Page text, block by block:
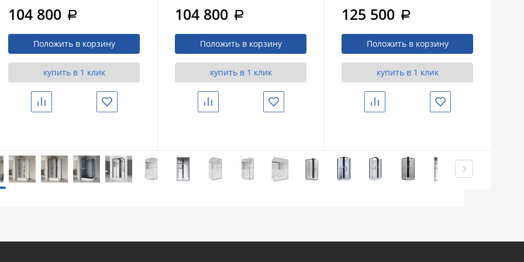
Brush Niсkel
(900х900х2150)
104 800 a
Положить в корзину
купить в 1 клик
Сравнить Избранное
Brush Gunmetal
(900х900х2140)
104 800 a
Положить в корзину
купить в 1 клик
Сравнить Избранное
Brush Gunmetal
(900х1400х2140)
125 500 a
Положить в корзину
купить в 1 клик
Сравнить Избранное